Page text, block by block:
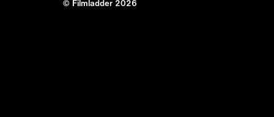
© Filmladder 2026